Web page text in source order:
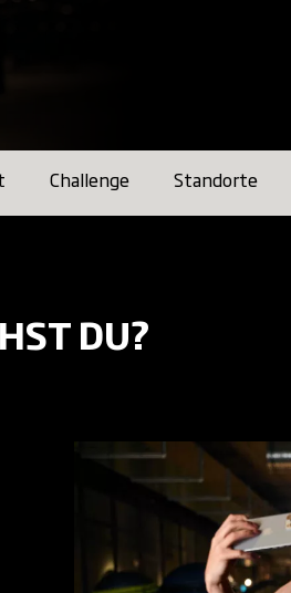
Challenge Standorte
DU?